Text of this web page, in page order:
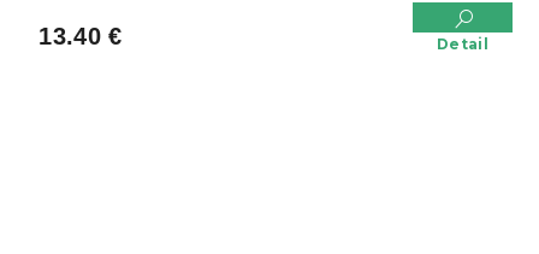
13.40 € Detail